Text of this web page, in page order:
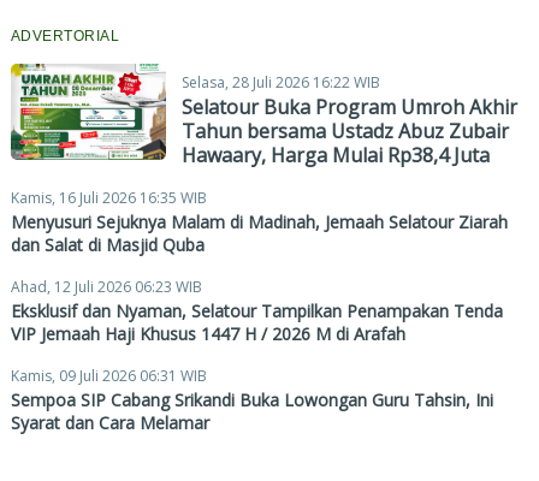
ADVERTORIAL
Selasa, 28 Juli 2026 16:22 WIB
Selatour Buka Program Umroh Akhir
Tahun bersama Ustadz Abuz Zubair
Hawaary, Harga Mulai Rp38,4 Juta
Kamis, 16 Juli 2026 16:35 WIB
Menyusuri Sejuknya Malam di Madinah, Jemaah Selatour Ziarah
dan Salat di Masjid Quba
Ahad, 12 Juli 2026 06:23 WIB
Eksklusif dan Nyaman, Selatour Tampilkan Penampakan Tenda
VIP Jemaah Haji Khusus 1447 H / 2026 M di Arafah
Kamis, 09 Juli 2026 06:31 WIB
Sempoa SIP Cabang Srikandi Buka Lowongan Guru Tahsin, Ini
Syarat dan Cara Melamar